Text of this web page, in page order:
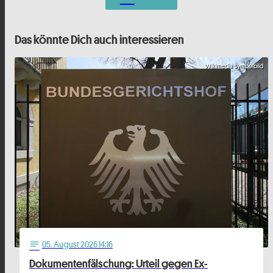
Das könnte Dich auch interessieren
Wikimedia Symbolbild
notes 05. August 2026 14:16
Dokumentenfälschung: Urteil gegen Ex-